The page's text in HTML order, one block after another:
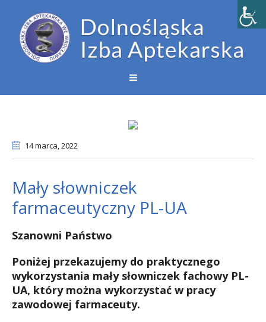
14 marca , 2022
Mały słowniczek
farmaceutyczny PL-UA
Szanowni Państwo
Poniżej przekazujemy do praktycznego
wykorzystania mały słowniczek fachowy PL-
UA, który można wykorzystać w pracy
zawodowej farmaceuty.